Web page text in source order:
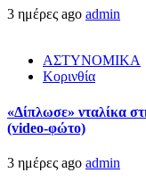
3 ημέρες ago admin
ΑΣΤΥΝΟΜΙΚΑ
Κορινθία
«Δίπλωσε» νταλίκα
(video-φώτο)
3 ημέρες ago admin